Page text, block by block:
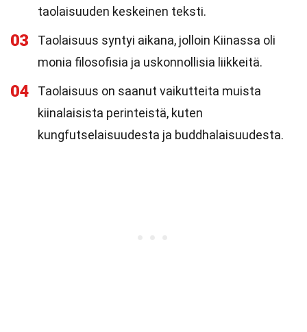
taolaisuuden keskeinen teksti.
03
Taolaisuus syntyi aikana, jolloin Kiinassa oli
monia filosofisia ja uskonnollisia liikkeitä.
04
Taolaisuus on saanut vaikutteita muista
kiinalaisista perinteistä, kuten
kungfutselaisuudesta ja buddhalaisuudesta.